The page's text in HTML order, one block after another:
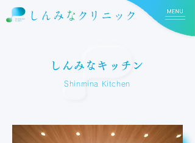
しんみなキッチン
Shinmina Kitchen